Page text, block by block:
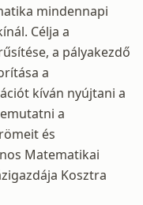
mindennapi
Célja a
a pályakezdő
a
kíván nyújtani a
a
és
Matematikai
Kosztra